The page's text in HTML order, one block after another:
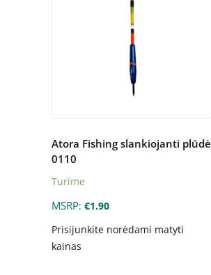
Atora Fishing slankiojanti plūdė
0110
Turime
MSRP:€1.90
Prisijunkite norėdami matyti
kainas